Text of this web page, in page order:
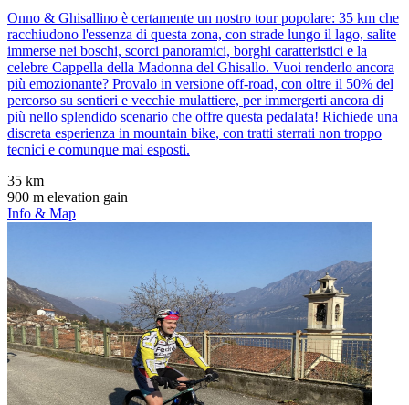
Onno & Ghisallino è certamente un nostro tour popolare: 35 km che
racchiudono l'essenza di questa zona, con strade lungo il lago, salite
immerse nei boschi, scorci panoramici, borghi caratteristici e la
celebre Cappella della Madonna del Ghisallo. Vuoi renderlo ancora
più emozionante? Provalo in versione off-road, con oltre il 50% del
percorso su sentieri e vecchie mulattiere, per immergerti ancora di
più nello splendido scenario che offre questa pedalata! Richiede una
discreta esperienza in mountain bike, con tratti sterrati non troppo
tecnici e comunque mai esposti.
35 km
900 m elevation gain
Info & Map